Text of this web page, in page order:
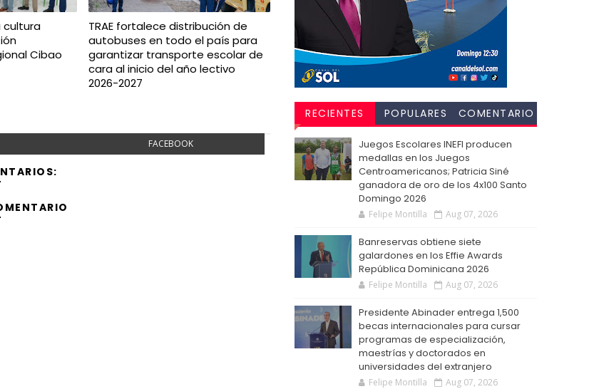
cultura
Cibao
TRAE fortalece distribución de
autobuses en todo el país para
garantizar transporte escolar de
cara al inicio del año lectivo
2026-2027
FACEBOOK
RECIENTES POPULARES
COMENTARIO
Juegos Escolares INEFI producen
medallas en los Juegos
Centroamericanos; Patricia Siné
ganadora de oro de los 4x100 Santo
Domingo 2026
Felipe Montilla Aug 07, 2026
Banreservas obtiene siete
galardones en los Effie Awards
República Dominicana 2026
Felipe Montilla Aug 07, 2026
Presidente Abinader entrega 1,500
becas internacionales para cursar
programas de especialización,
maestrías y doctorados en
universidades del extranjero
Felipe Montilla Aug 07, 2026